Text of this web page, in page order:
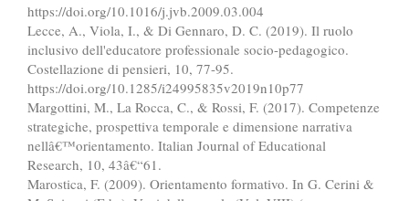
https://doi.org/10.1016/j.jvb.2009.03.004
Lecce, A., Viola, I., & Di Gennaro, D. C. (2019). Il ruolo
inclusivo dell'educatore professionale socio-pedagogico.
Costellazione di pensieri, 10, 77-95.
https://doi.org/10.1285/i24995835v2019n10p77
Margottini, M., La Rocca, C., & Rossi, F. (2017). Competenze
strategiche, prospettiva temporale e dimensione narrativa
nellâ€™orientamento. Italian Journal of Educational
Research, 10, 43â€“61.
Marostica, F. (2009). Orientamento formativo. In G. Cerini &